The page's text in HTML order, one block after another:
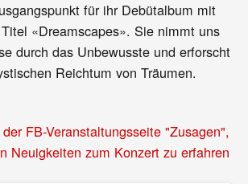
für ihr Debütalbum mit
«Dreamscapes». Sie nimmt uns
durch das Unbewusste und erforscht
Reichtum von Träumen.
FB-Veranstaltungsseite "Zusagen",
Neuigkeiten zum Konzert zu erfahren